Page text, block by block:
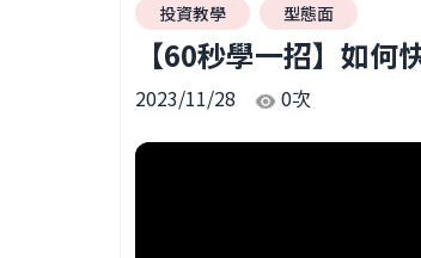
投資教學 型態面
【60秒學一招】如何
2023/11/28 0次